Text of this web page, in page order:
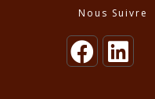
Nous Suivre